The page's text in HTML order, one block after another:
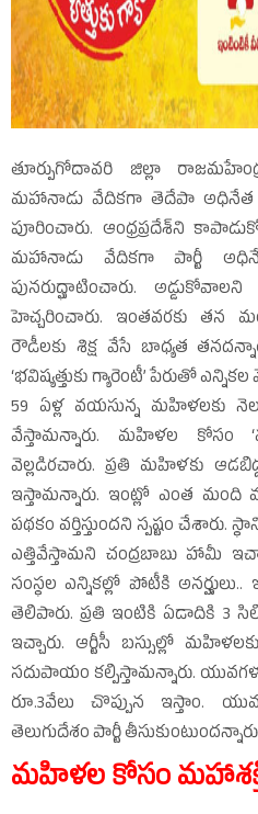
తూర్పుగోదావరి జిల్లా
మహానాడు వేదికగా తెదేపా అధినేత
పూరించారు. ఆంధ్రప్రదేశ్‌ని
మహానాడు వేదికగా పార్టీ
పునరుద్ఘాటించారు.
హెచ్చరించారు. ఇంతవరకు తన
రౌడీలకు శిక్ష వేసే బాధ్యత
‘భవిష్యత్తుకు గ్యారెంటీ’ పేరుతో
59 ఏళ్ల వయసున్న మహిళలకు
వేస్తామన్నారు. మహిళల కోసం
వెల్లడిరచారు. ప్రతి మహిళకు
ఇస్తామన్నారు. ఇంట్లో ఎంత
పథకం వర్తిస్తుందని స్పష్టం చేశారు.
ఎత్తివేస్తామని చంద్రబాబు హామీ
సంస్థల ఎన్నికల్లో పోటీకి
తెలిపారు. ప్రతి ఇంటికి ఏడాదికి 3
ఇచ్చారు. ఆర్టీసీ బస్సుల్లో
సదుపాయం కల్పిస్తామన్నారు.
రూ.3వేలు చొప్పున ఇస్తాం.
తెలుగుదేశం పార్టీ
మహిళల కోసం మహాశక్తి